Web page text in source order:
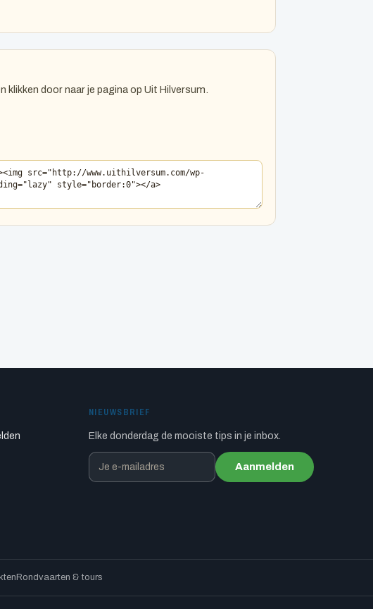
door naar je pagina op Uit Hilversum.
NIEUWSBRIEF
Elke donderdag de mooiste tips in je inbox.
Aanmelden
Rondvaarten & tours